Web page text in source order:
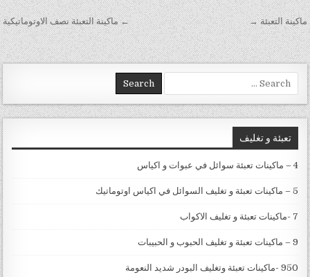
تصفّح المقالات ← ماكينة التعبئة نصف الاوتوماتيكية ماكينة التعبئة →
Search for:
تعبئة و تغليف
4 – ماكينات تعبئة سوائل في عبوات و اكياس
5 – ماكينات تعبئة و تغليف السوائل في اكياس اوتوماتيك
7 -ماكينات تعبئة و تغليف الاكواب
9 – ماكينات تعبئة و تغليف الحبوب و الحبيبات
950 -ماكينات تعبئة وتغليف البودر شديد النعومة